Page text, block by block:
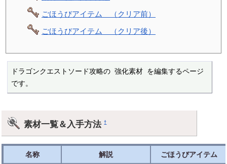
ごほうびアイテム （クリア前）
ごほうびアイテム （クリア後）
ドラゴンクエストソード攻略の 強化素材 を編集するページ
です。
素材一覧＆入手方法†
名称 解説 ごほうびアイテム